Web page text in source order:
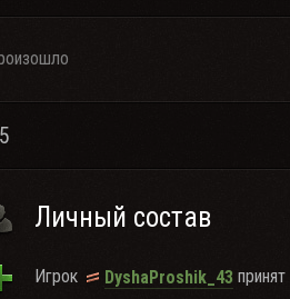
Личный состав
Игрок DyshaProshik_43